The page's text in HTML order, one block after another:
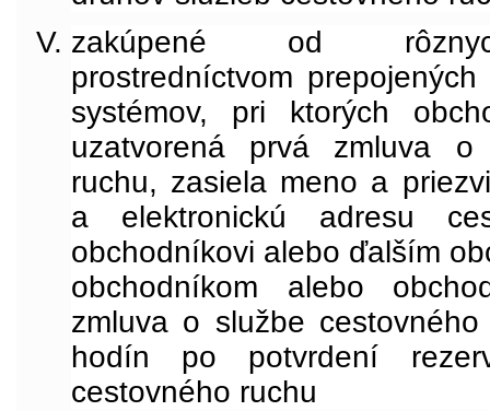
zakúpené od
prostredníctvom
systémov, pri ktorých
uzatvorená prvá zmluva o
ruchu, zasiela meno a
a elektronickú adresu
obchodníkovi alebo ďalším
obchodníkom alebo
zmluva o službe
hodín po potvrdení
cestovného ruchu